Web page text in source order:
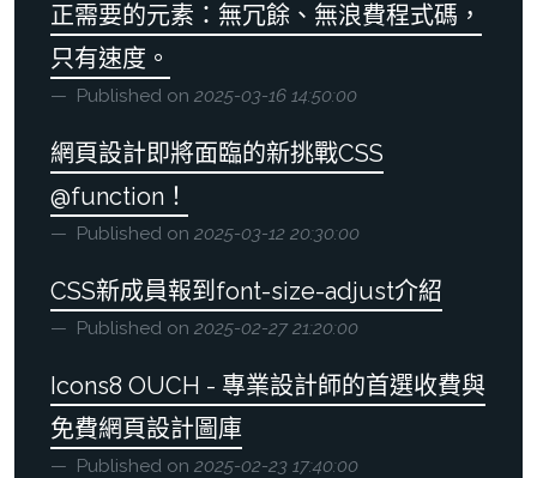
正需要的元素：無冗餘、無浪費程式碼，
只有速度。
Published on 2025-03-16 14:50:00
網頁設計即將面臨的新挑戰CSS
@function！
Published on 2025-03-12 20:30:00
CSS新成員報到font-size-adjust介紹
Published on 2025-02-27 21:20:00
Icons8 OUCH - 專業設計師的首選收費與
免費網頁設計圖庫
Published on 2025-02-23 17:40:00